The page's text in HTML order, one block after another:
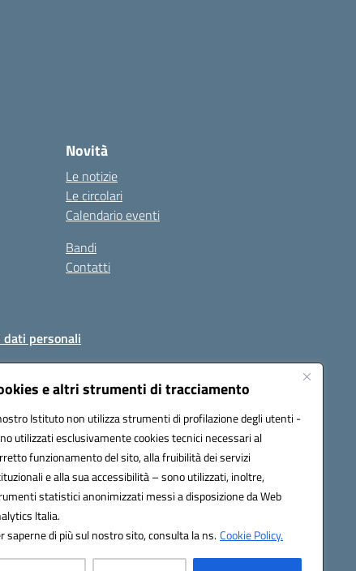
e altri strumenti di tracciamento
Istituto non utilizza strumenti di profilazione degli utenti -
utilizzati esclusivamente cookies tecnici necessari al
funzionamento del sito, alla fruibilità dei servizi
e alla sua accessibilità – sono utilizzati, inoltre,
statistici anonimizzati messi a disposizione da Web
Italia.
saperne di più sul nostro sito, consulta la ns.Cookie Policy.
Novità
Le notizie
Le circolari
Calendario eventi
Bandi
Contatti
dati personali